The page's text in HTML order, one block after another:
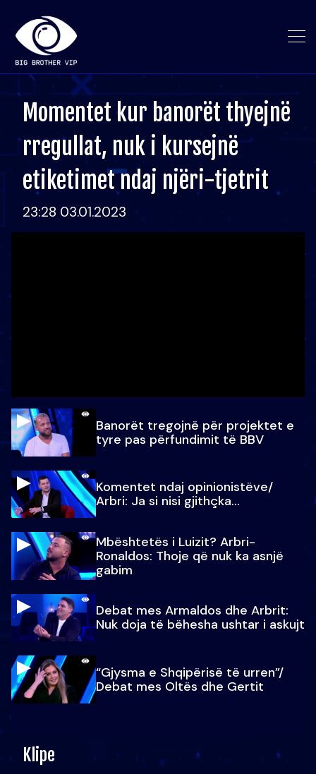
Momentet kur banorët thyejnë
rregullat, nuk i kursejnë
etiketimet ndaj njëri-tjetrit
23:28 03.01.2023
Banorët tregojnë për projektet e
tyre pas përfundimit të BBV
Komentet ndaj opinionistëve/
Arbri: Ja si nisi gjithçka…
Mbështetës i Luizit? Arbri-
Ronaldos: Thoje që nuk ka asnjë
gabim
Debat mes Armaldos dhe Arbrit:
Nuk doja të bëhesha ushtar i askujt
“Gjysma e Shqipërisë të urren”/
Debat mes Oltës dhe Gertit
Klipe